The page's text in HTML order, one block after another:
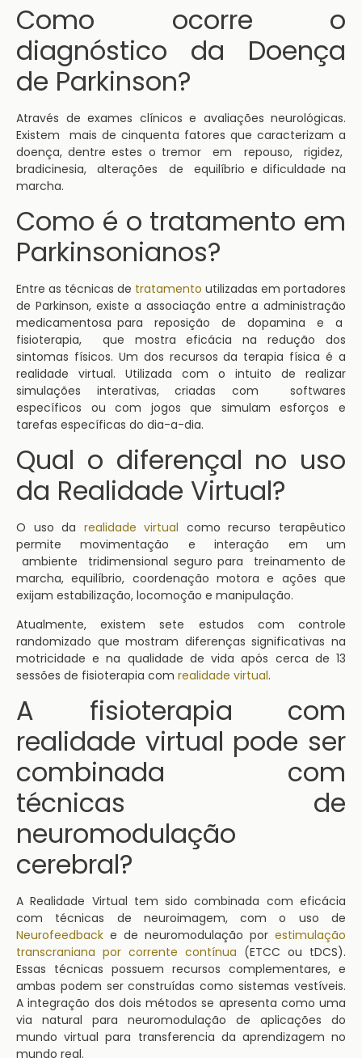
Como ocorre o
diagnóstico da Doença
de Parkinson?
Através de exames clínicos e avaliações neurológicas.
Existem mais de cinquenta fatores que caracterizam a
doença, dentre estes o tremor em repouso, rigidez,
bradicinesia, alterações de equilíbrio e dificuldade na
marcha.
Como é o tratamento em
Parkinsonianos?
Entre as técnicas de tratamento utilizadas em portadores
de Parkinson, existe a associação entre a administração
medicamentosa para reposição de dopamina e a
fisioterapia, que mostra eficácia na redução dos
sintomas físicos. Um dos recursos da terapia física é a
realidade virtual. Utilizada com o intuito de realizar
simulações interativas, criadas com softwares
específicos ou com jogos que simulam esforços e
tarefas específicas do dia-a-dia.
Qual o diferençal no uso
da Realidade Virtual?
O uso da realidade virtual como recurso terapêutico
permite movimentação e interação em um
ambiente tridimensional seguro para treinamento de
marcha, equilíbrio, coordenação motora e ações que
exijam estabilização, locomoção e manipulação.
Atualmente, existem sete estudos com controle
randomizado que mostram diferenças significativas na
motricidade e na qualidade de vida após cerca de 13
sessões de fisioterapia com realidade virtual.
A fisioterapia com
realidade virtual pode ser
combinada com
técnicas de
neuromodulação
cerebral?
A Realidade Virtual tem sido combinada com eficácia
com técnicas de neuroimagem, com o uso de
Neurofeedback e de neuromodulação por estimulação
transcraniana por corrente contínua (ETCC ou tDCS).
Essas técnicas possuem recursos complementares, e
ambas podem ser construídas como sistemas vestíveis.
A integração dos dois métodos se apresenta como uma
via natural para neuromodulação de aplicações do
mundo virtual para transferencia da aprendizagem no
mundo real.